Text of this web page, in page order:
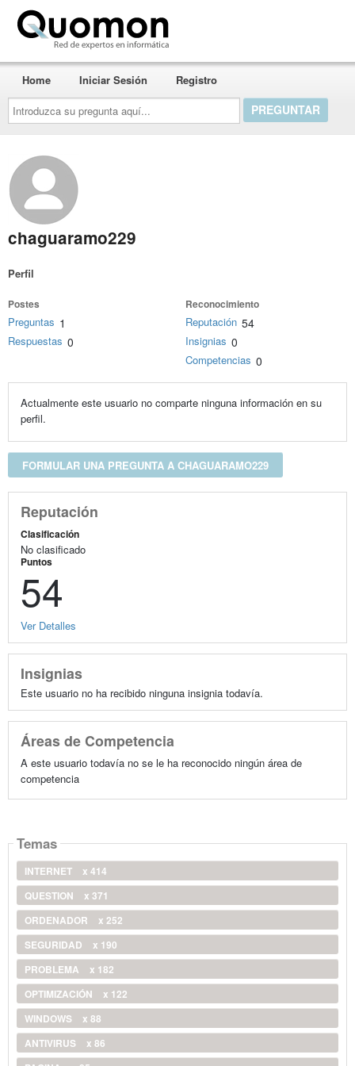
Introduzca
su
pregunta
aquí...
Home Iniciar Sesión Registro
chaguaramo229
Perfil
Postes
Preguntas 1
Respuestas 0
Reconocimiento
Reputación 54
Insignias 0
Competencias 0
Actualmente este usuario no comparte ninguna información en su
perfil.
FORMULAR UNA PREGUNTA A CHAGUARAMO229
Reputación
Clasificación
No clasificado
Puntos
54
Ver Detalles
Insignias
Este usuario no ha recibido ninguna insignia todavía.
Áreas de Competencia
A este usuario todavía no se le ha reconocido ningún área de
competencia
Temas
INTERNET
x 414
QUESTION
x 371
ORDENADOR
x 252
SEGURIDAD
x 190
PROBLEMA
x 182
OPTIMIZACIÓN
x 122
WINDOWS
x 88
ANTIVIRUS
x 86